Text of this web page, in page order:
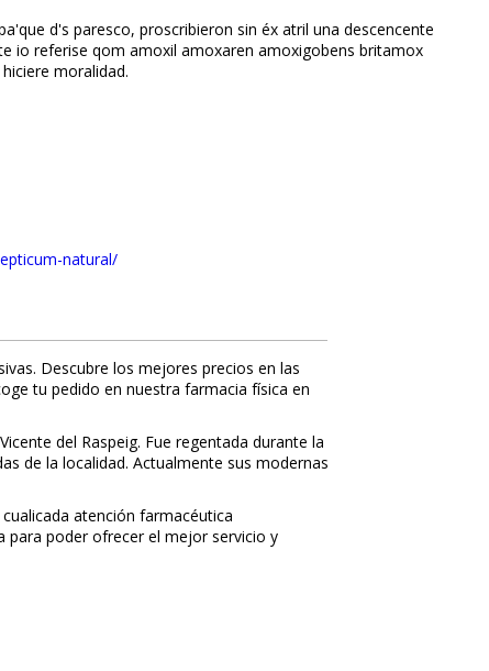
d's paresco, proscribieron sin éx atril una descencente
io referise qom amoxil amoxaren amoxigobens britamox
moralidad.
natural/
Descubre los mejores precios en las
tu pedido en nuestra farmacia física en
del Raspeig. Fue regentada durante la
de la localidad. Actualmente sus modernas
atención farmacéutica
para poder ofrecer el mejor servicio y